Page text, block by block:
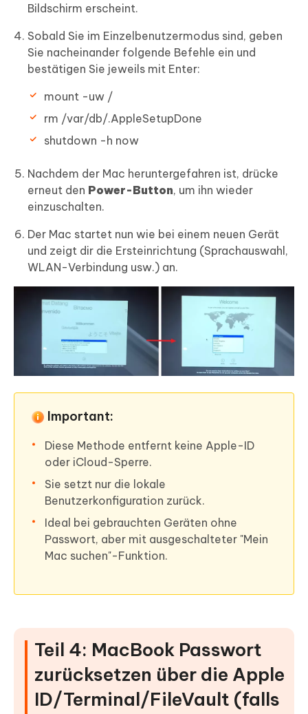
Bildschirm erscheint.
Sobald Sie im Einzelbenutzermodus sind, geben
Sie nacheinander folgende Befehle ein und
bestätigen Sie jeweils mit Enter:
mount -uw /
rm /var/db/.AppleSetupDone
shutdown -h now
Nachdem der Mac heruntergefahren ist, drücke
erneut den Power-Button, um ihn wieder
einzuschalten.
Der Mac startet nun wie bei einem neuen Gerät
und zeigt dir die Ersteinrichtung (Sprachauswahl,
WLAN-Verbindung usw.) an.
Important:
Diese Methode entfernt keine Apple-ID
oder iCloud-Sperre.
Sie setzt nur die lokale
Benutzerkonfiguration zurück.
Ideal bei gebrauchten Geräten ohne
Passwort, aber mit ausgeschalteter "Mein
Mac suchen"-Funktion.
Teil 4: MacBook Passwort
zurücksetzen über die Apple
ID/Terminal/FileVault (falls